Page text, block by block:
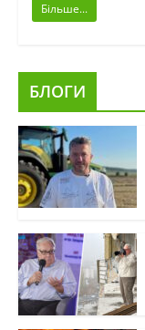
Більше...
БЛОГИ